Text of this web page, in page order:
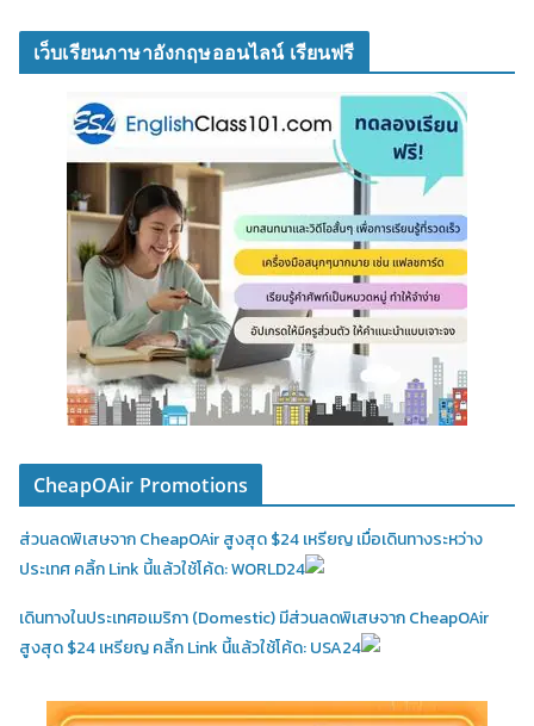
เว็บเรียนภาษาอังกฤษออนไลน์ เรียนฟรี
CheapOAir Promotions
ส่วนลดพิเสษจาก CheapOAir สูงสุด $24 เหรียญ เมื่อเดินทางระหว่าง
ประเทศ คลิ้ก Link นี้แล้วใช้โค้ด: WORLD24
เดินทางในประเทศอเมริกา (Domestic)มีส่วนลดพิเสษจาก CheapOAir
สูงสุด $24 เหรียญ คลิ้ก Link นี้แล้วใช้โค้ด: USA24